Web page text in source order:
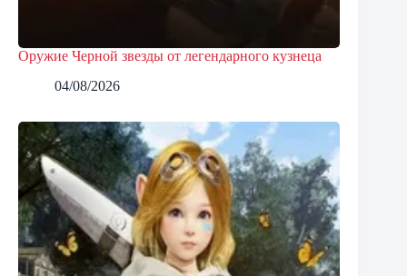
Оружие Черной звезды от легендарного кузнеца
04/08/2026